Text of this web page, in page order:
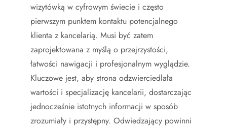
wizytówką w cyfrowym świecie i często
pierwszym punktem kontaktu potencjalnego
klienta z kancelarią. Musi być zatem
zaprojektowana z myślą o przejrzystości,
łatwości nawigacji i profesjonalnym wyglądzie.
Kluczowe jest, aby strona odzwierciedlała
wartości i specjalizację kancelarii, dostarczając
jednocześnie istotnych informacji w sposób
zrozumiały i przystępny. Odwiedzający powinni